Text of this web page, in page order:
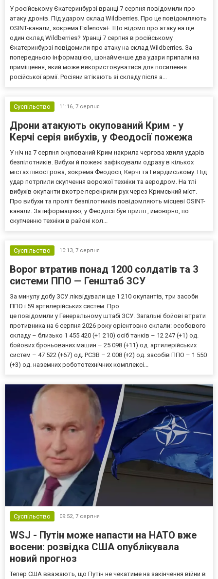
У російському Єкатеринбурзі вранці 7 серпня повідомили про
атаку дронів. Під ударом склад Wildberries. Про це повідомляють
OSINT-канали, зокрема Exilenova+. Що відомо про атаку на ще
один склад Wildberries? Уранці 7 серпня в російському
Єкатеринбурзі повідомили про атаку на склад Wildberries. За
попередньою інформацією, щонайменше два удари припали на
приміщення, який може використовуватися для посилення
російської армії. Росіяни втікають зі складу після а...
Суспільство 11:16, 7 серпня
Дрони атакують окупований Крим - у
Керчі серія вибухів, у Феодосії пожежа
У ніч на 7 серпня окупований Крим накрила чергова хвиля ударів
безпілотників. Вибухи й пожежі зафіксували одразу в кількох
містах півострова, зокрема Феодосії, Керчі та Гвардійському. Під
удар потрпили скупчення ворожої техніки та аеродром. На тлі
вибухів окупанти вкотре перекрили рух через Кримський міст.
Про вибухи та проліт безпілотників повідомляють місцеві OSINT-
канали. За інформацією, у Феодосії був приліт, ймовірно, по
скупченню техніки в районі кол...
Суспільство 10:13, 7 серпня
Ворог втратив понад 1200 солдатів та 3
системи ППО — Генштаб ЗСУ
За минулу добу ЗСУ ліквідували ще 1 210 окупантів, три засоби
ППО і 59 артилерійських систем. Про
це повідомили у Генеральному штабі ЗСУ. Загальні бойові втрати
противника на 6 серпня 2026 року орієнтовно склали: особового
складу – близько 1 455 420 (+1 210) осіб танків – 12 247 (+1) од.
бойових броньованих машин – 25 098 (+11) од. артилерійських
систем – 47 522 (+67) од. РСЗВ – 2 008 (+2) од. засобів ППО – 1 550
(+3) од. наземних робототехнічних комплексі...
Суспільство 09:52, 7 серпня
WSJ - Путін може напасти на НАТО вже
восени: розвідка США опублікувала
новий прогноз
Тепер США вважають, що Путін не чекатиме на закінчення війни в